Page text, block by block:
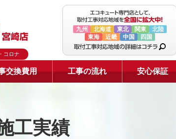
コロナ
九州 北海道 東北 関東
北陸
東海
近畿 中国 四国
交換費用 工事の流れ 安心保証
工実績